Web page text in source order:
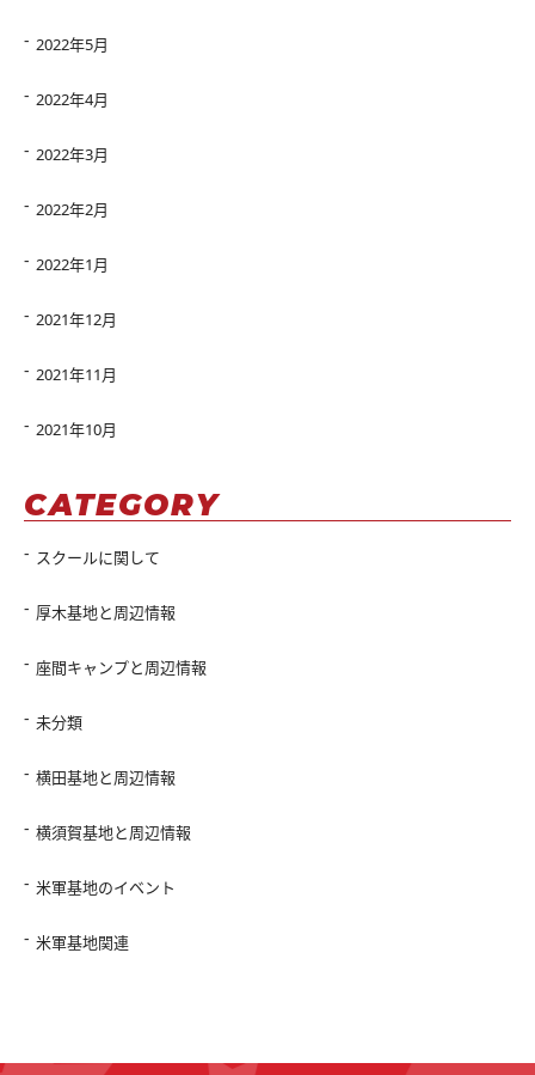
2022年5月
2022年4月
2022年3月
2022年2月
2022年1月
2021年12月
2021年11月
2021年10月
CATEGORY
スクールに関して
厚木基地と周辺情報
座間キャンプと周辺情報
未分類
横田基地と周辺情報
横須賀基地と周辺情報
米軍基地のイベント
米軍基地関連